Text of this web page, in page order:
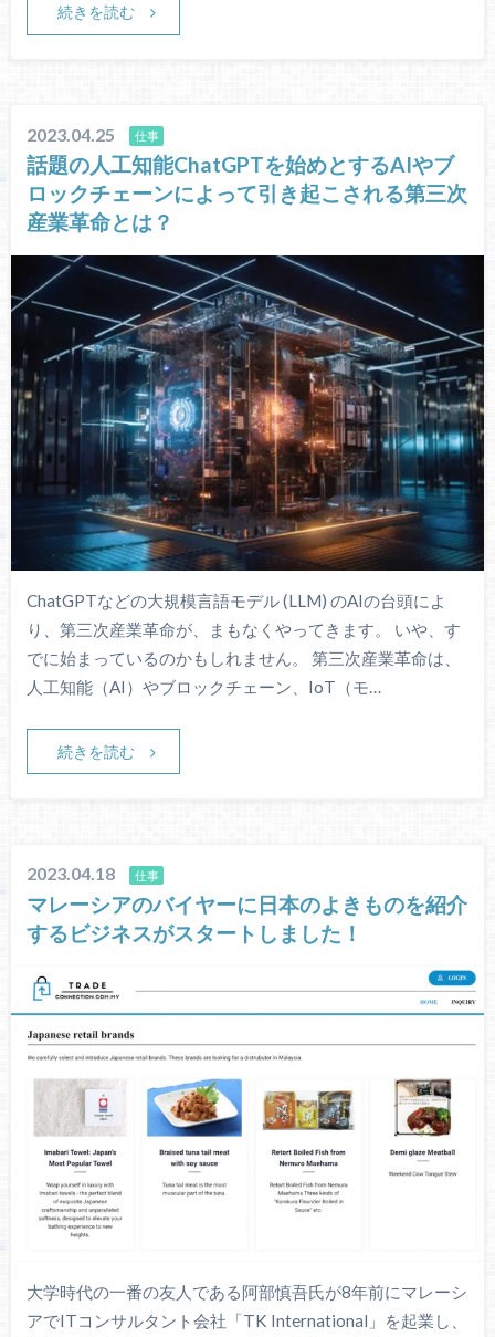
続きを読む
2023.04.25 仕事
話題の人工知能ChatGPTを始めとするAIやブ
ロックチェーンによって引き起こされる第三次
産業革命とは？
ChatGPTなどの大規模言語モデル (LLM) のAIの台頭によ
り、第三次産業革命が、まもなくやってきます。 いや、す
でに始まっているのかもしれません。 第三次産業革命は、
人工知能（AI）やブロックチェーン、IoT（モ…
続きを読む
2023.04.18 仕事
マレーシアのバイヤーに日本のよきものを紹介
するビジネスがスタートしました！
大学時代の一番の友人である阿部慎吾氏が8年前にマレーシ
アでITコンサルタント会社「TK International」を起業し、